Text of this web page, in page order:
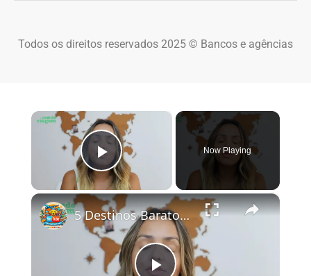
Todos os direitos reservados 2025 © Bancos e agências
×
Play Video
Now Playing
×
5 Destinos Baratos no Brasil Para Conhecer e Amar! 🇧🇷✨